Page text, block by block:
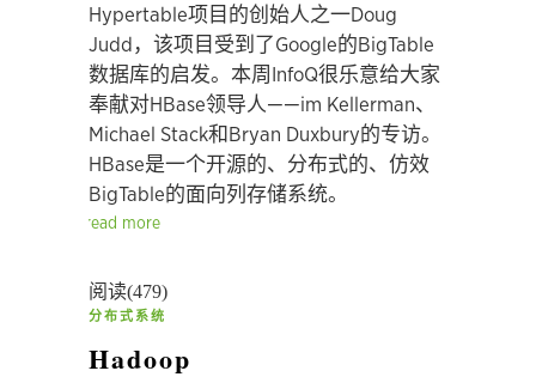
Hypertable项目的创始人之一Doug
Judd，该项目受到了Google的BigTable
数据库的启发。本周InfoQ很乐意给大家
奉献对HBase领导人——im Kellerman、
Michael Stack和Bryan Duxbury的专访。
HBase是一个开源的、分布式的、仿效
BigTable的面向列存储系统。
read more
阅读(479)
分布式系统
Hadoop